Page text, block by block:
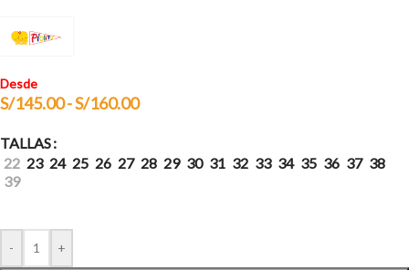
Desde
S/145.00-S/160.00
TALLAS
22 23 24 25 26 27 28 29 30 31 32 33 34 35 36 37 38
39
- +